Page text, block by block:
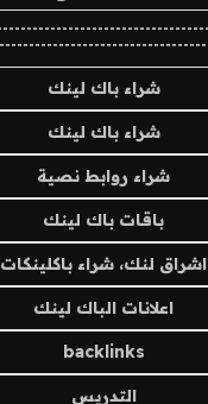
شراء باك لينك
شراء باك لينك
شراء روابط نصية
باقات باك لينك
اشراق لنك، شراء باكلينكات
اعلانات الباك لينك
backlinks
التدريس